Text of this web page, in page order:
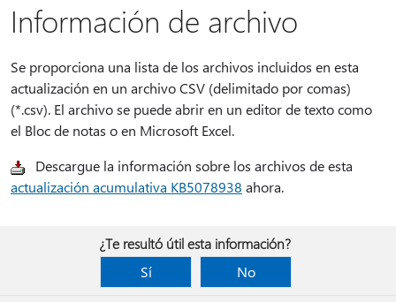
Información de archivo
Se proporciona una lista de los archivos incluidos en esta
actualización en un archivo CSV (delimitado por comas)
(*.csv). El archivo se puede abrir en un editor de texto como
el Bloc de notas o en Microsoft Excel.
Descargue la información sobre los archivos de esta
actualización acumulativa KB5078938 ahora.
¿Te resultó útil esta información?
Sí
No